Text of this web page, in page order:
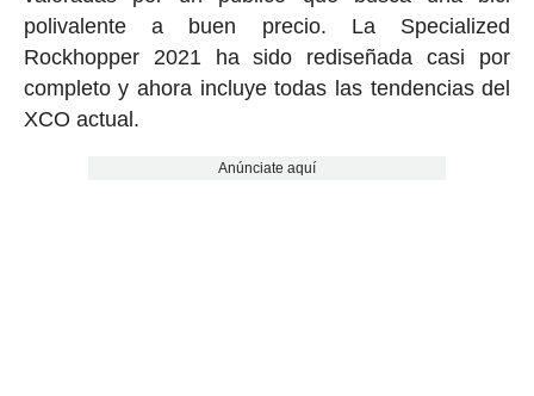
polivalente a buen precio. La Specialized
Rockhopper 2021 ha sido rediseñada casi por
completo y ahora incluye todas las tendencias del
XCO actual.
Anúnciate aquí